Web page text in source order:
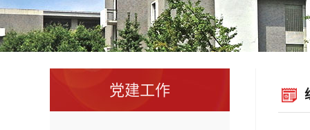
党建工作